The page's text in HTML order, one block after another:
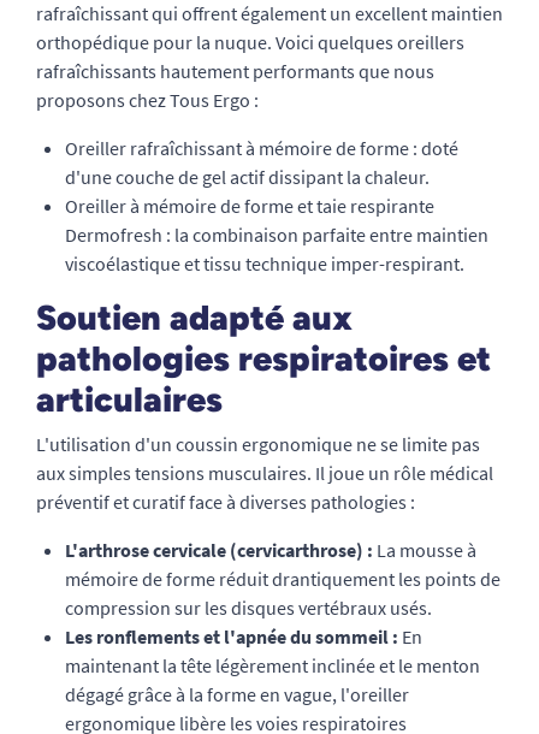
rafraîchissant qui offrent également un excellent maintien
orthopédique pour la nuque. Voici quelques oreillers
rafraîchissants hautement performants que nous
proposons chez Tous Ergo :
Oreiller rafraîchissant à mémoire de forme : doté
d'une couche de gel actif dissipant la chaleur.
Oreiller à mémoire de forme et taie respirante
Dermofresh : la combinaison parfaite entre maintien
viscoélastique et tissu technique imper-respirant.
Soutien adapté aux
pathologies respiratoires et
articulaires
L'utilisation d'un coussin ergonomique ne se limite pas
aux simples tensions musculaires. Il joue un rôle médical
préventif et curatif face à diverses pathologies :
L'arthrose cervicale (cervicarthrose) : La mousse à
mémoire de forme réduit drantiquement les points de
compression sur les disques vertébraux usés.
Les ronflements et l'apnée du sommeil : En
maintenant la tête légèrement inclinée et le menton
dégagé grâce à la forme en vague, l'oreiller
ergonomique libère les voies respiratoires